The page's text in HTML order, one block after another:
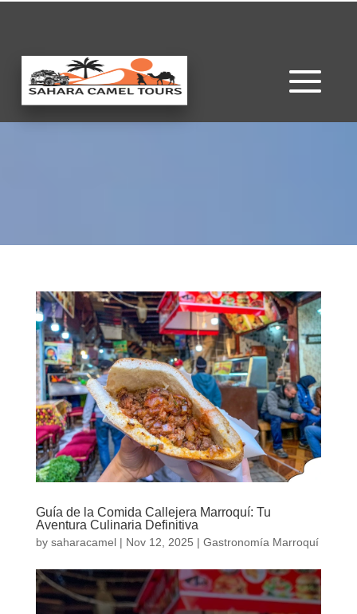
Guía de la Comida Callejera Marroquí: Tu
Aventura Culinaria Definitiva
by saharacamel| Nov 12, 2025 | Gastronomía Marroquí